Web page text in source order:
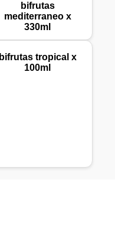
bifrutas
mediterraneo x
330ml
bifrutas tropical x
100ml